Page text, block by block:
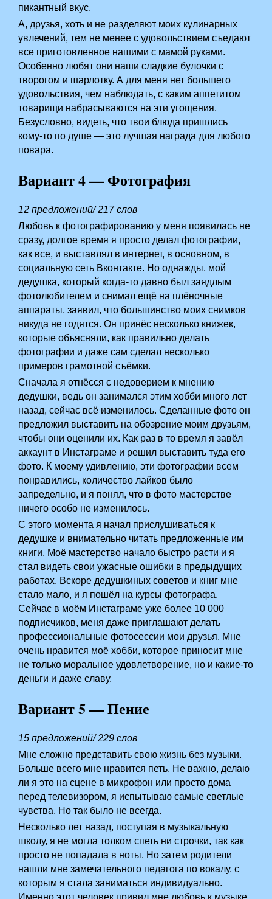
пикантный вкус.
А, друзья, хоть и не разделяют моих кулинарных
увлечений, тем не менее с удовольствием съедают
все приготовленное нашими с мамой руками.
Особенно любят они наши сладкие булочки с
творогом и шарлотку. А для меня нет большего
удовольствия, чем наблюдать, с каким аппетитом
товарищи набрасываются на эти угощения.
Безусловно, видеть, что твои блюда пришлись
кому-то по душе — это лучшая награда для любого
повара.
Вариант 4 — Фотография
12 предложений/ 217 слов
Любовь к фотографированию у меня появилась не
сразу, долгое время я просто делал фотографии,
как все, и выставлял в интернет, в основном, в
социальную сеть Вконтакте. Но однажды, мой
дедушка, который когда-то давно был заядлым
фотолюбителем и снимал ещё на плёночные
аппараты, заявил, что большинство моих снимков
никуда не годятся. Он принёс несколько книжек,
которые объясняли, как правильно делать
фотографии и даже сам сделал несколько
примеров грамотной съёмки.
Сначала я отнёсся с недоверием к мнению
дедушки, ведь он занимался этим хобби много лет
назад, сейчас всё изменилось. Сделанные фото он
предложил выставить на обозрение моим друзьям,
чтобы они оценили их. Как раз в то время я завёл
аккаунт в Инстаграме и решил выставить туда его
фото. К моему удивлению, эти фотографии всем
понравились, количество лайков было
запредельно, и я понял, что в фото мастерстве
ничего особо не изменилось.
С этого момента я начал прислушиваться к
дедушке и внимательно читать предложенные им
книги. Моё мастерство начало быстро расти и я
стал видеть свои ужасные ошибки в предыдущих
работах. Вскоре дедушкиных советов и книг мне
стало мало, и я пошёл на курсы фотографа.
Сейчас в моём Инстаграме уже более 10 000
подписчиков, меня даже приглашают делать
профессиональные фотосессии мои друзья. Мне
очень нравится моё хобби, которое приносит мне
не только моральное удовлетворение, но и какие-то
деньги и даже славу.
Вариант 5 — Пение
15 предложений/ 229 слов
Мне сложно представить свою жизнь без музыки.
Больше всего мне нравится петь. Не важно, делаю
ли я это на сцене в микрофон или просто дома
перед телевизором, я испытываю самые светлые
чувства. Но так было не всегда.
Несколько лет назад, поступая в музыкальную
школу, я не могла толком спеть ни строчки, так как
просто не попадала в ноты. Но затем родители
нашли мне замечательного педагога по вокалу, с
которым я стала заниматься индивидуально.
Именно этот человек привил мне любовь к музыке